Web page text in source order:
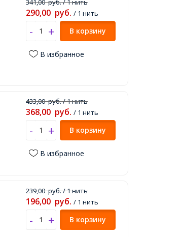
341,00руб./ 1 нить
290,00 руб. / 1 нить
В корзину
В избранное
433,00руб./ 1 нить
368,00 руб. / 1 нить
В корзину
В избранное
239,00руб./ 1 нить
196,00 руб. / 1 нить
В корзину